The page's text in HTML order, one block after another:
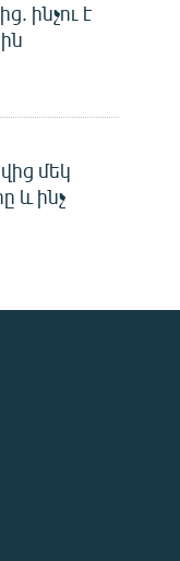
ինչու է
մեկ
և ինչ